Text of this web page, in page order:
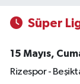
Süper
15 Mayıs,
Rizespor -